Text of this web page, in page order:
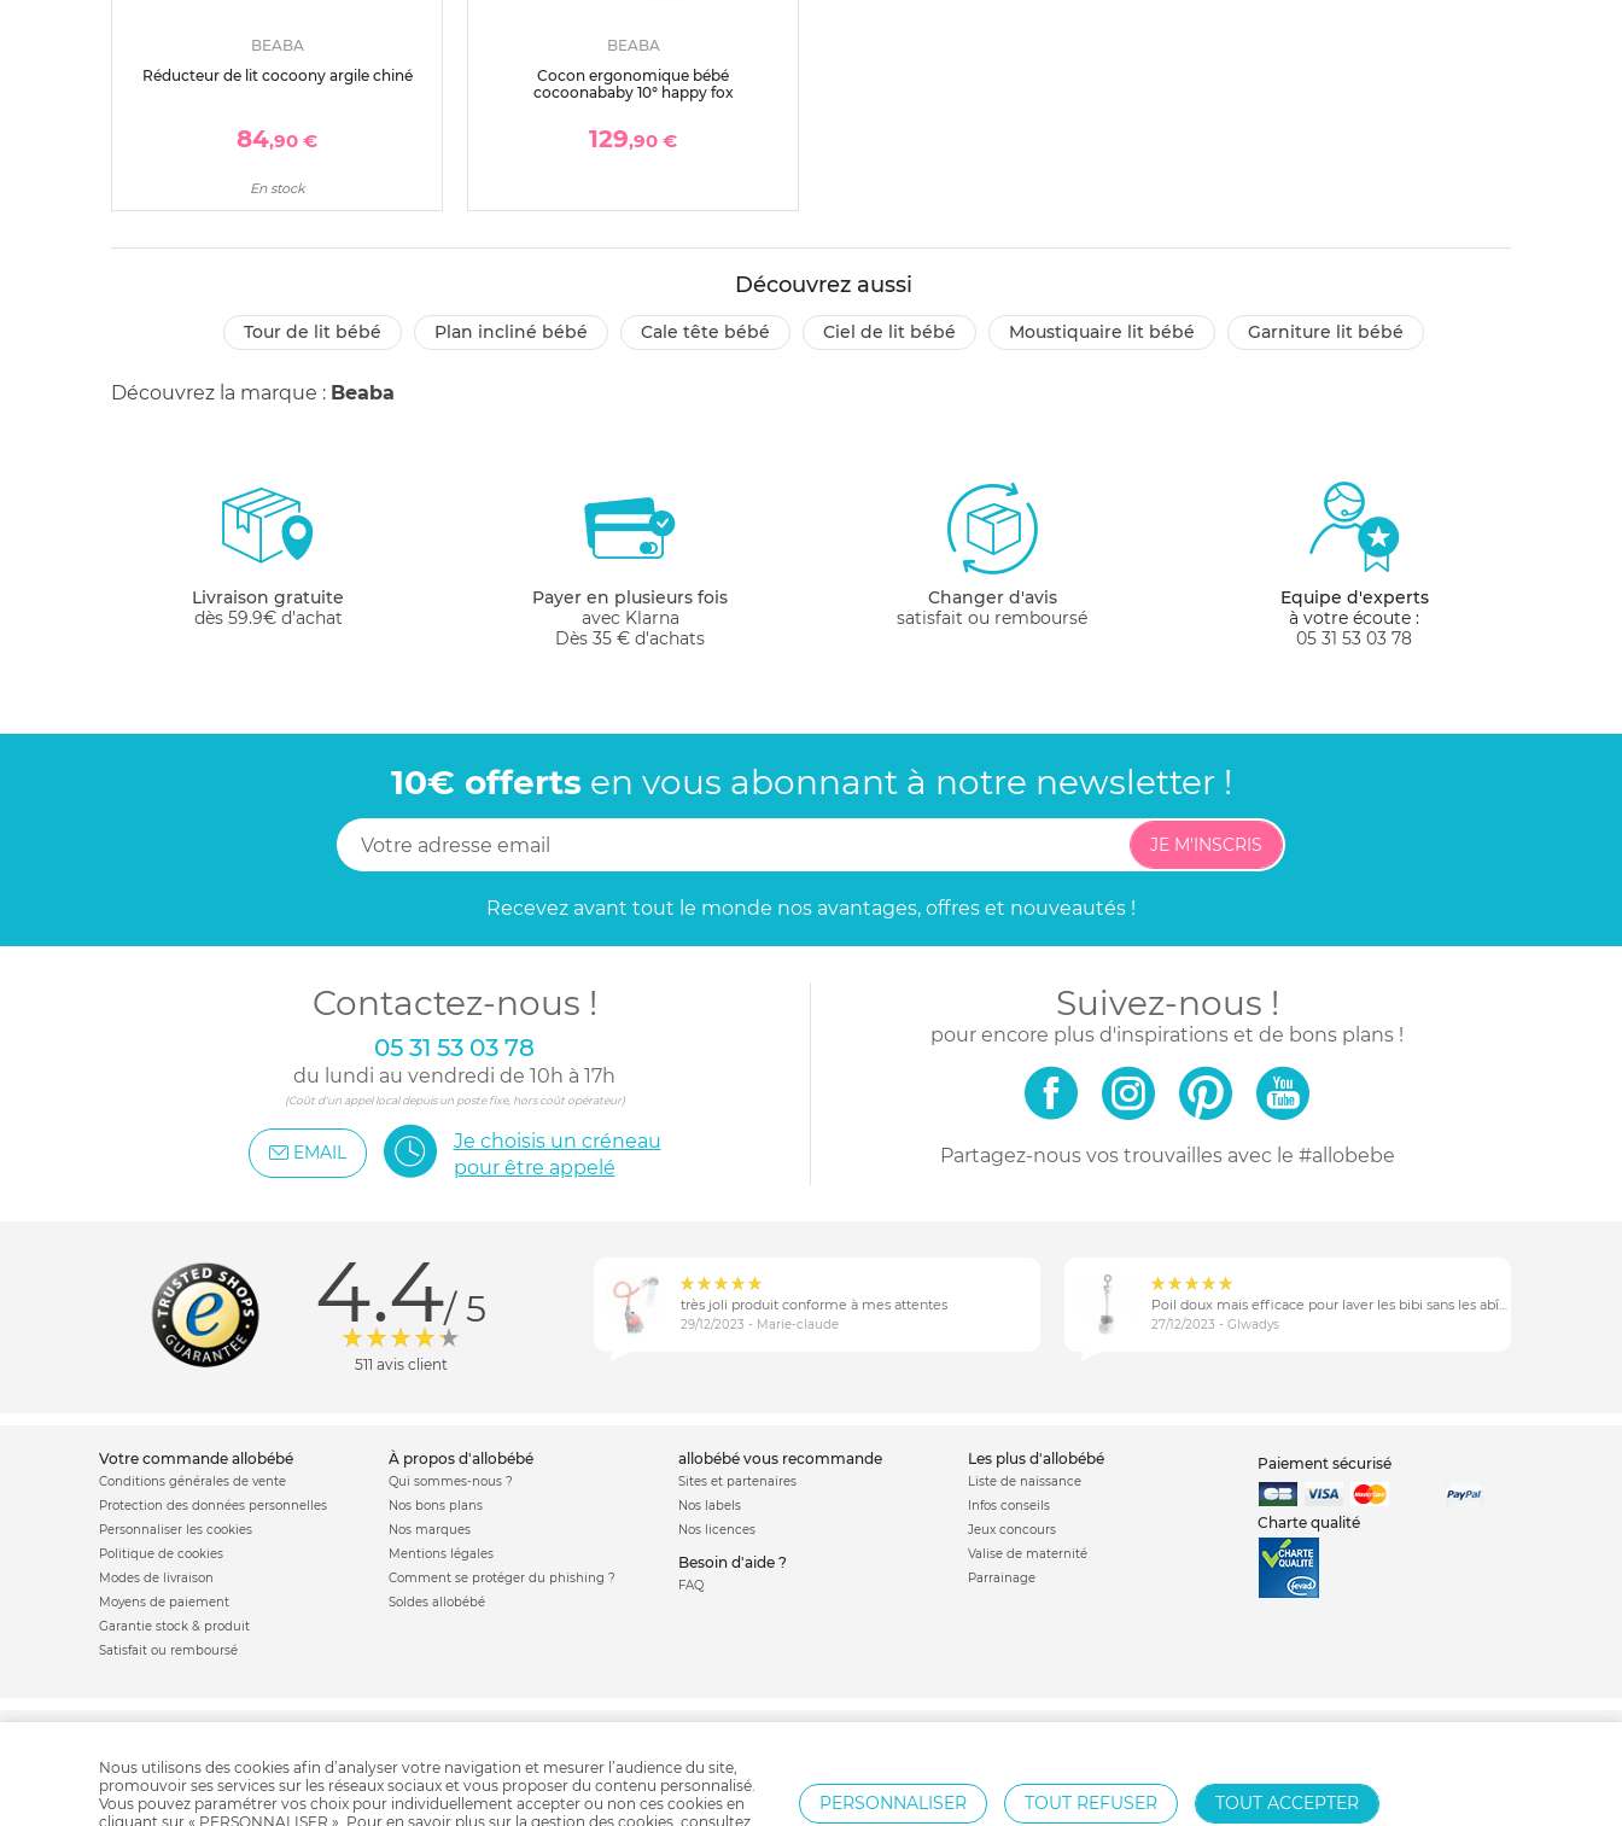
BEABA
Réducteur de lit cocoony argile chiné
84,90 €
En stock
BEABA
Cocon ergonomique bébé
cocoonababy 10° happy fox
129,90 €
Découvrez aussi
tour de lit bébé plan incliné bébé cale tête bébé ciel de lit bébé moustiquaire lit bébé garniture lit bébé
Découvrez la marque : Beaba
Livraison gratuite
dès 59.9€ d'achat
Payer en plusieurs fois
avec Klarna
Dès 35 € d'achats
Changer d'avis
satisfait ou remboursé
Equipe d'experts
à votre écoute :
05 31 53 03 78
10€ offertsen vous abonnantà notre newsletter !
JE M'INSCRIS
Recevez avant tout le monde nos avantages, offres et nouveautés !
Contactez-nous !
05 31 53 03 78
du lundi au vendredi de 10h à 17h
(Coût d'un appel local depuis un poste fixe, hors coût opérateur)
EMAIL
Je choisis un créneau
pour être appelé
Suivez-nous !
pour encore plus d'inspirations et de bons plans !
Partagez-nous vos trouvaillesavec le #allobebe
4.4/ 5
511 avis client
très joli produit conforme à mes attentes
29/12/2023 - Marie-claude
Poil doux mais efficace pour laver les bibi sans les abîmer
27/12/2023 - Glwadys
votre commande allobébé
Conditions générales de vente
Protection des données personnelles
Personnaliser les cookies
Politique de cookies
Modes de livraison
Moyens de paiement
Garantie stock & produit
Satisfait ou remboursé
à propos d'allobébé
Qui sommes-nous ?
Nos bons plans
Nos marques
Mentions légales
Comment se protéger du phishing ?
Soldes allobébé
allobébé vous recommande
Sites et partenaires
Nos labels
Nos licences
Besoin d'aide ?
FAQ
les plus d'allobébé
Liste de naissance
Infos conseils
Jeux concours
Valise de maternité
Parrainage
Paiement sécurisé
Charte qualité
Nous utilisons des cookies afin d’analyser votre navigation et mesurer l’audience du site,
promouvoir ses services sur les réseaux sociaux et vous proposer du contenu personnalisé.
Vous pouvez paramétrer vos choix pour individuellement accepter ou non ces cookies en
cliquant sur « PERSONNALISER ». Pour en savoir plus sur la gestion des cookies, consultez
PERSONNALISER TOUT REFUSER TOUT ACCEPTER